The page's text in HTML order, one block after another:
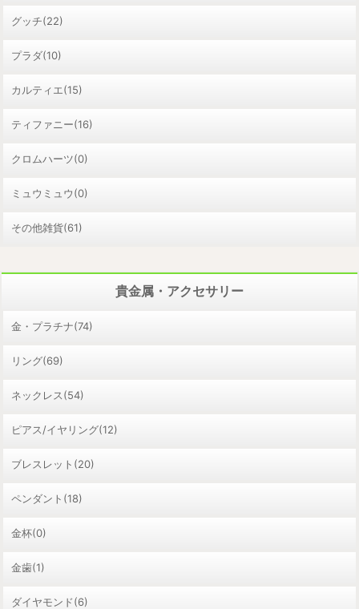
グッチ(22)
プラダ(10)
カルティエ(15)
ティファニー(16)
クロムハーツ(0)
ミュウミュウ(0)
その他雑貨(61)
貴金属・アクセサリー
金・プラチナ(74)
リング(69)
ネックレス(54)
ピアス/イヤリング(12)
ブレスレット(20)
ペンダント(18)
金杯(0)
金歯(1)
ダイヤモンド(6)